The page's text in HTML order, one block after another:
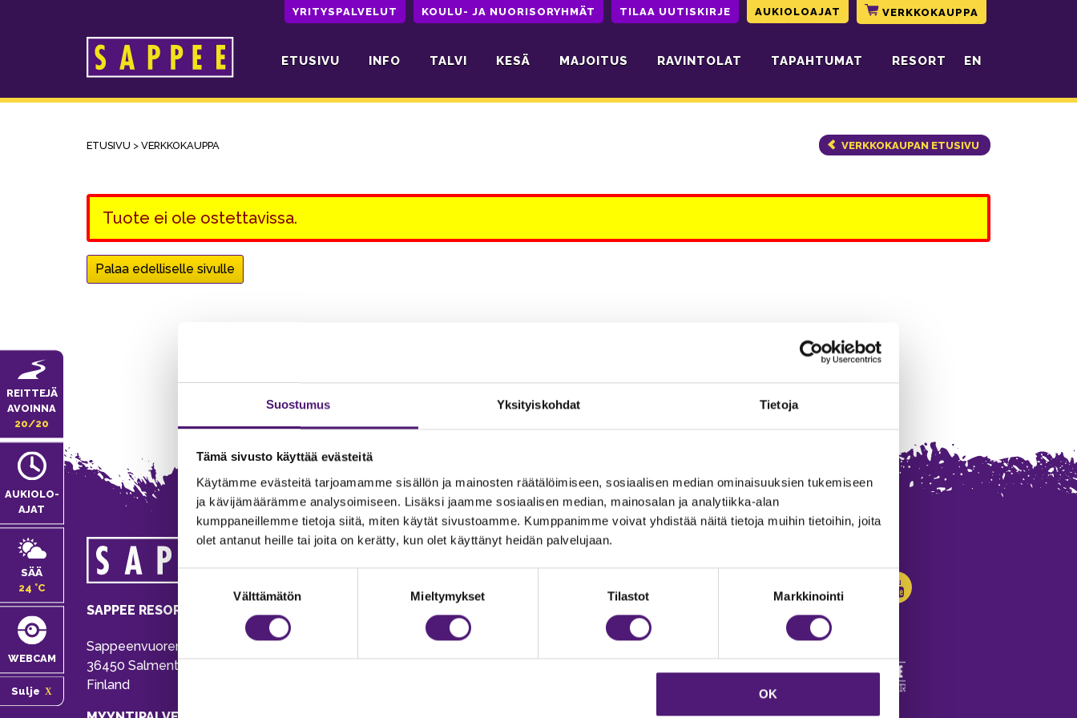
Suostumus Yksityiskohdat Tietoja
Tämä sivusto käyttää evästeitä
Käytämme evästeitä tarjoamamme sisällön ja mainosten räätälöimiseen, sosiaalisen median ominaisuuksien tukemiseen
ja kävijämäärämme analysoimiseen. Lisäksi jaamme sosiaalisen median, mainosalan ja analytiikka-alan
kumppaneillemme tietoja siitä, miten käytät sivustoamme. Kumppanimme voivat yhdistää näitä tietoja muihin tietoihin, joita
olet antanut heille tai joita on kerätty, kun olet käyttänyt heidän palvelujaan.
Välttämätön Mieltymykset Tilastot Markkinointi
OK
YRITYSPALVELUT KOULU- JA NUORISORYHMÄT TILAA UUTISKIRJE AUKIOLOAJAT VERKKOKAUPPA
Päävalikko ETUSIVU INFO TALVI KESÄ MAJOITUS RAVINTOLAT TAPAHTUMAT RESORT EN
REITTEJÄ
AVOINNA
20/20
AUKIOLO­
AJAT
SÄÄ
24 °C
WEBCAM
Sulje
ETUSIVU > VERKKOKAUPPA VERKKOKAUPAN ETUSIVU
Tuote ei ole ostettavissa.
Palaa edelliselle sivulle
SAPPEE RESORT
Sappeenvuorentie 200
36450 Salmentaka, Pälkäne
Finland
MAJOITUS
020 755 9975
majoitus@sappee.fi
Vastuullisuus
Avoimet työpaikat
Anna palautetta
Evästeasetukset